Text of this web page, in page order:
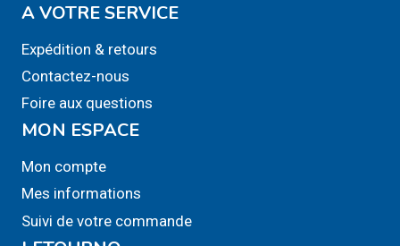
A VOTRE SERVICE
Expédition & retours
Contactez-nous
Foire aux questions
MON ESPACE
Mon compte
Mes informations
Suivi de votre commande